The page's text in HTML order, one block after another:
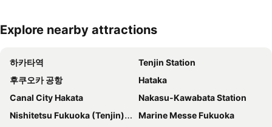
Explore nearby attractions
하카타역
Tenjin Station
후쿠오카 공항
Hataka
Canal City Hakata
Nakasu-Kawabata Station
Nishitetsu Fukuoka (Tenjin) Station
Marine Messe Fukuoka